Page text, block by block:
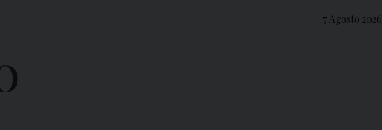
7 Agosto 2026